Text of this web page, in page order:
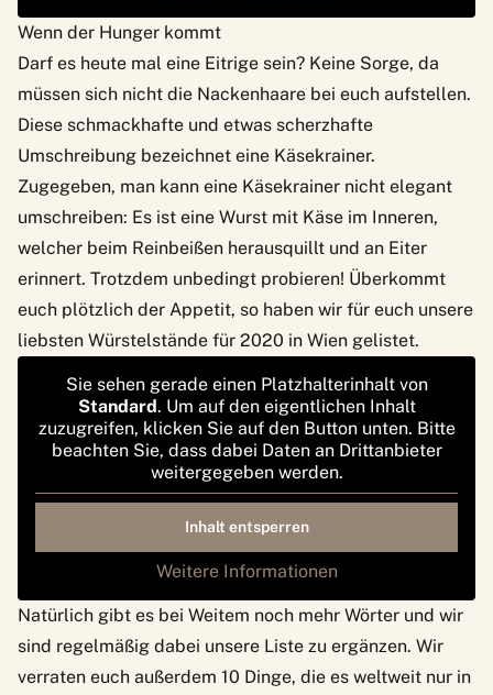
Wenn der Hunger kommt
Darf es heute mal eine Eitrige sein? Keine Sorge, da
müssen sich nicht die Nackenhaare bei euch aufstellen.
Diese schmackhafte und etwas scherzhafte
Umschreibung bezeichnet eine Käsekrainer.
Zugegeben, man kann eine Käsekrainer nicht elegant
umschreiben: Es ist eine Wurst mit Käse im Inneren,
welcher beim Reinbeißen herausquillt und an Eiter
erinnert. Trotzdem unbedingt probieren! Überkommt
euch plötzlich der Appetit, so haben wir für euch unsere
liebsten Würstelstände für 2020 in Wien gelistet.
Sie sehen gerade einen Platzhalterinhalt von
Standard. Um auf den eigentlichen Inhalt
zuzugreifen, klicken Sie auf den Button unten. Bitte
beachten Sie, dass dabei Daten an Drittanbieter
weitergegeben werden.
Inhalt entsperren
Weitere Informationen
Natürlich gibt es bei Weitem noch mehr Wörter und wir
sind regelmäßig dabei unsere Liste zu ergänzen. Wir
verraten euch außerdem 10 Dinge, die es weltweit nur in